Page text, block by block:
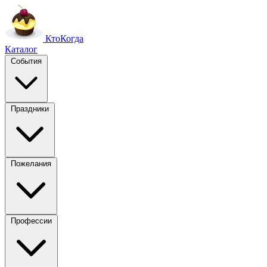
КтоКогда
Каталог
События
Праздники
Пожелания
Профессии